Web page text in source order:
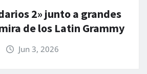
2» junto a grandes
de los Latin Grammy
Jun 3, 2026